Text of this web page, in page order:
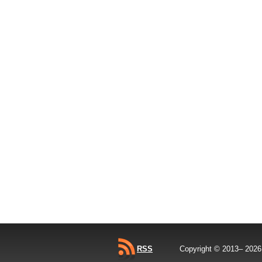
RSS Copyright © 2013– 2026